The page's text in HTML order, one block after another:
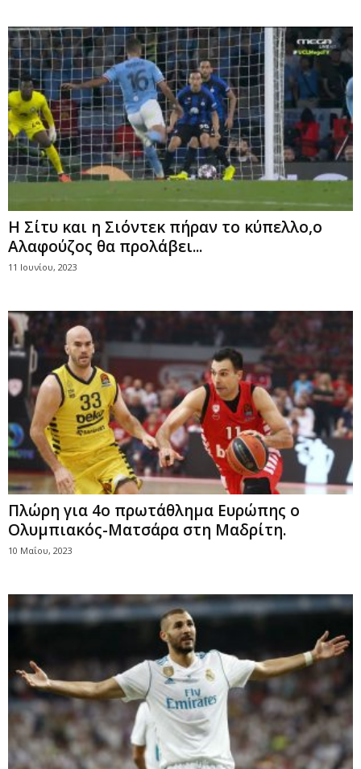
Η Σίτυ και η Σιόντεκ πήραν το κύπελλο,ο
Αλαφούζος θα προλάβει...
11 Ιουνίου, 2023
Πλώρη για 4ο πρωτάθλημα Ευρώπης ο
Ολυμπιακός-Ματσάρα στη Μαδρίτη.
10 Μαΐου, 2023